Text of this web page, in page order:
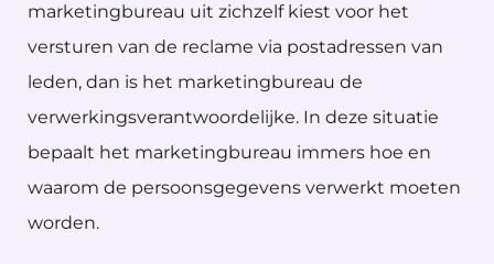
marketingbureau uit zichzelf kiest voor het
versturen van de reclame via postadressen van
leden, dan is het marketingbureau de
verwerkingsverantwoordelijke. In deze situatie
bepaalt het marketingbureau immers hoe en
waarom de persoonsgegevens verwerkt moeten
worden.